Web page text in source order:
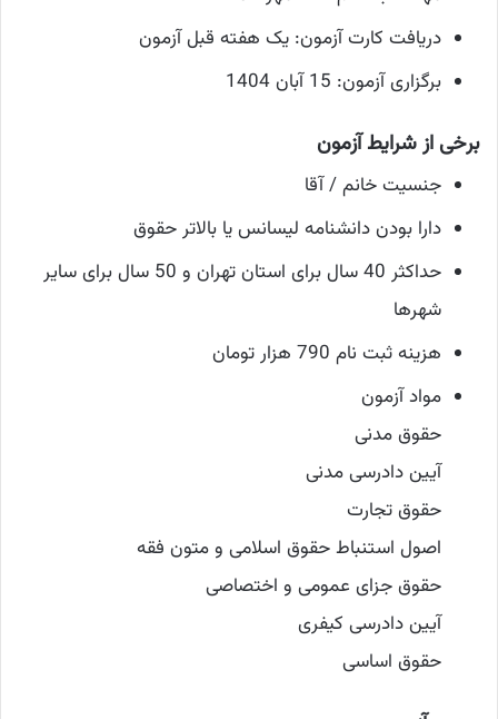
دریافت کارت آزمون: یک هفته قبل آزمون
برگزاری آزمون: 15 آبان 1404
برخی از شرایط آزمون
جنسیت خانم / آقا
دارا بودن دانشنامه لیسانس یا بالاتر حقوق
حداکثر 40 سال برای استان تهران و 50 سال برای سایر
شهرها
هزینه ثبت نام 790 هزار تومان
مواد آزمون
حقوق مدنی
آیین دادرسی مدنی
حقوق تجارت
اصول استنباط حقوق اسلامی و متون فقه
حقوق جزای عمومی و اختصاصی
آیین دادرسی کیفری
حقوق اساسی